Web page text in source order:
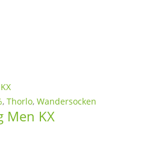
, Thorlo, Wandersocken
Men KX